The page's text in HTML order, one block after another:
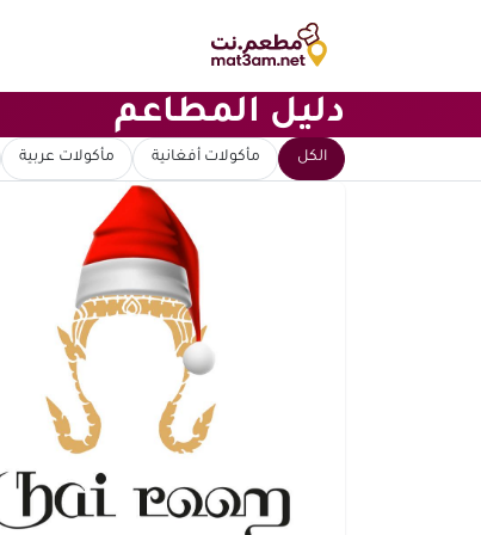
دليل المطاعم
ابحث عن مطعم
الكل مأكولات أفغانية مأكولات عربية
ترتيب حسب